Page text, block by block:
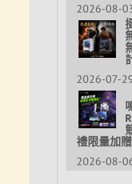
2026-08-
2026-07-
禮限量加贈
2026-08-